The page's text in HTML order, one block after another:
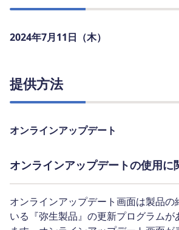
2024年7月11日（木）
提供方法
オンラインアップデート
オンラインアップデートの使用に
オンラインアップデート画面は製品の
いる『弥生製品』の更新プログラム